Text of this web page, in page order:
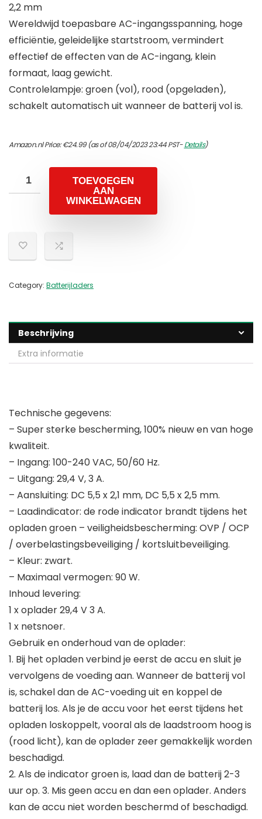
2,2 mm
Wereldwijd toepasbare AC-ingangsspanning, hoge
efficiëntie, geleidelijke startstroom, vermindert
effectief de effecten van de AC-ingang, klein
formaat, laag gewicht.
Controlelampje: groen (vol), rood (opgeladen),
schakelt automatisch uit wanneer de batterij vol is.
Amazon.nl Price:€24.99(as of 08/04/2023 23:44 PST-Details)
TOEVOEGEN
AAN
WINKELWAGEN
Category: Batterijladers
Beschrijving
Extra informatie
Technische gegevens:
– Super sterke bescherming, 100% nieuw en van hoge
kwaliteit.
– Ingang: 100-240 VAC, 50/60 Hz.
– Uitgang: 29,4 V, 3 A.
– Aansluiting: DC 5,5 x 2,1 mm, DC 5,5 x 2,5 mm.
– Laadindicator: de rode indicator brandt tijdens het
opladen groen – veiligheidsbescherming: OVP / OCP
/ overbelastingsbeveiliging / kortsluitbeveiliging.
– Kleur: zwart.
– Maximaal vermogen: 90 W.
Inhoud levering:
1 x oplader 29,4 V 3 A.
1 x netsnoer.
Gebruik en onderhoud van de oplader:
1. Bij het opladen verbind je eerst de accu en sluit je
vervolgens de voeding aan. Wanneer de batterij vol
is, schakel dan de AC-voeding uit en koppel de
batterij los. Als je de accu voor het eerst tijdens het
opladen loskoppelt, vooral als de laadstroom hoog is
(rood licht), kan de oplader zeer gemakkelijk worden
beschadigd.
2. Als de indicator groen is, laad dan de batterij 2-3
uur op. 3. Mis geen accu en dan een oplader. Anders
kan de accu niet worden beschermd of beschadigd.